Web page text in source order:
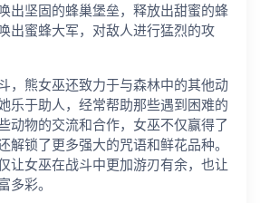
出坚固的蜂巢堡垒，释放出甜蜜的蜂
出蜜蜂大军，对敌人进行猛烈的攻
，熊女巫还致力于与森林中的其他动
乐于助人，经常帮助那些遇到困难的
动物的交流和合作，女巫不仅赢得了
解锁了更多强大的咒语和鲜花品种。
让女巫在战斗中更加游刃有余，也让
多彩。